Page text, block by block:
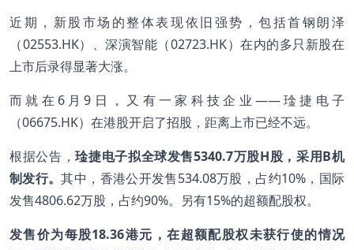
近期，新股市场的整体表现依旧强势，包括首钢朗泽
（02553.HK）、深演智能（02723.HK）在内的多只新股在
上市后录得显著大涨。
而就在6月9日，又有一家科技企业——琻捷电子
（06675.HK）在港股开启了招股，距离上市已经不远。
根据公告，琻捷电子拟全球发售5340.7万股H股，采用B机
制发行。其中，香港公开发售534.08万股，占约10%，国际
发售4806.62万股，占约90%。另有15%的超额配股权。
发售价为每股18.36港元，在超额配股权未获行使的情况